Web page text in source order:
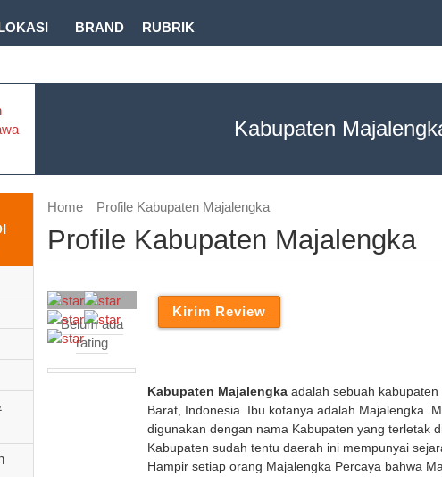
BRAND RUBRIK
Kabupaten
Home Profile Kabupaten Majalengka
Profile Kabupaten Majalengka
Belum ada
rating
Kabupaten Majalengka adalah sebuah
Barat, Indonesia. Ibu kotanya adalah Majalengka.
digunakan dengan nama Kabupaten yang terletak
Kabupaten sudah tentu daerah ini mempunyai
Hampir setiap orang Majalengka Percaya bahwa